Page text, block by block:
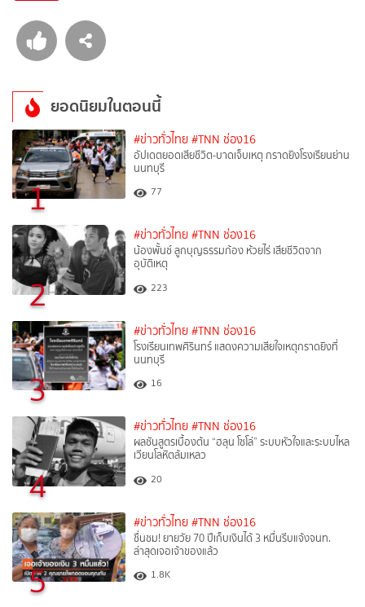
ยอดนิยมในตอนนี้
1
#ข่าวทั่วไทย #TNN ช่อง16
อัปเดตยอดเสียชีวิต-บาดเจ็บเหตุ กราดยิงโรงเรียนย่าน
นนทบุรี
77
2
#ข่าวทั่วไทย #TNN ช่อง16
น้องพั้นช์ ลูกบุญธรรมก้อง ห้วยไร่ เสียชีวิตจาก
อุบัติเหตุ
223
3
#ข่าวทั่วไทย #TNN ช่อง16
โรงเรียนเทพศิรินทร์ แสดงความเสียใจเหตุกราดยิงที่
นนทบุรี
16
4
#ข่าวทั่วไทย #TNN ช่อง16
ผลชันสูตรเบื้องต้น “ฮลุน โซโล่” ระบบหัวใจและระบบไหล
เวียนโลหิตล้มเหลว
20
5
#ข่าวทั่วไทย #TNN ช่อง16
ชื่นชม! ยายวัย 70 ปีเก็บเงินได้ 3 หมื่นรีบแจ้งจนท.
ล่าสุดเจอเจ้าของแล้ว
1.8K